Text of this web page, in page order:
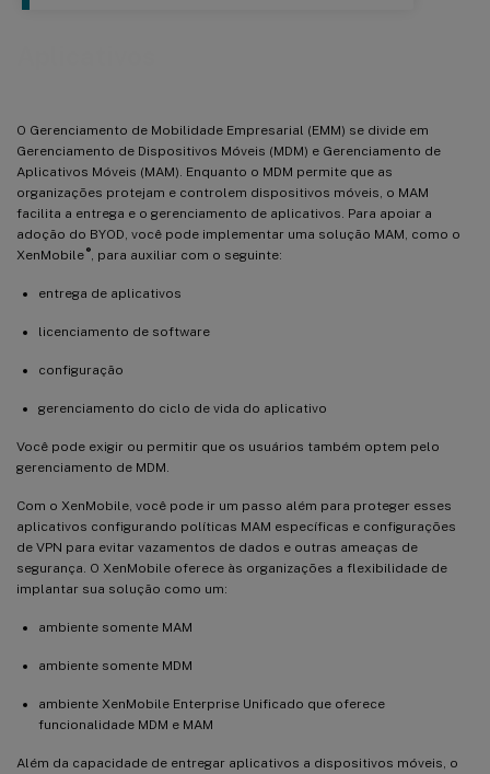
O Gerenciamento de Mobilidade Empresarial (EMM) se divide em
Gerenciamento de Dispositivos Móveis (MDM) e Gerenciamento de
Aplicativos Móveis (MAM). Enquanto o MDM permite que as
organizações protejam e controlem dispositivos móveis, o MAM
facilita a entrega e o gerenciamento de aplicativos. Para apoiar a
adoção do BYOD, você pode implementar uma solução MAM, como o
XenMobile ®, para auxiliar com o seguinte:
entrega de aplicativos
licenciamento de software
configuração
gerenciamento do ciclo de vida do aplicativo
Você pode exigir ou permitir que os usuários também optem pelo
gerenciamento de MDM.
Com o XenMobile, você pode ir um passo além para proteger esses
aplicativos configurando políticas MAM específicas e configurações
de VPN para evitar vazamentos de dados e outras ameaças de
segurança. O XenMobile oferece às organizações a flexibilidade de
implantar sua solução como um:
ambiente somente MAM
ambiente somente MDM
ambiente XenMobile Enterprise Unificado que oferece
funcionalidade MDM e MAM
Além da capacidade de entregar aplicativos a dispositivos móveis, o